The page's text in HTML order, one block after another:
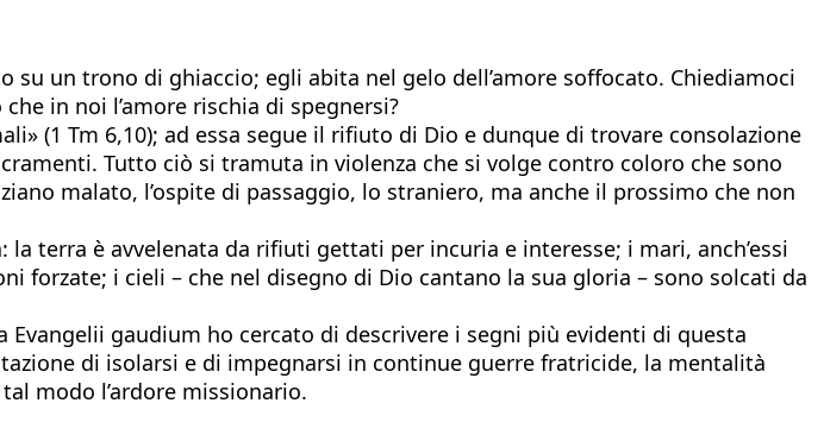
un trono di ghiaccio; egli abita nel gelo dell’amore soffocato. Chiediamoci
in noi l’amore rischia di spegnersi?
(1 Tm 6,10); ad essa segue il rifiuto di Dio e dunque di trovare consolazione
Tutto ciò si tramuta in violenza che si volge contro coloro che sono
malato, l’ospite di passaggio, lo straniero, ma anche il prossimo che non
terra è avvelenata da rifiuti gettati per incuria e interesse; i mari, anch’essi
i cieli – che nel disegno di Dio cantano la sua gloria – sono solcati da
Evangelii gaudium ho cercato di descrivere i segni più evidenti di questa
di isolarsi e di impegnarsi in continue guerre fratricide, la mentalità
modo l’ardore missionario.